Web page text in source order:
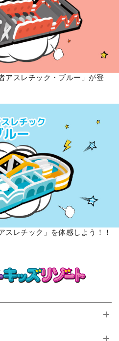
アスレチック・ブルー」が登
スレチック」を体感しよう！！